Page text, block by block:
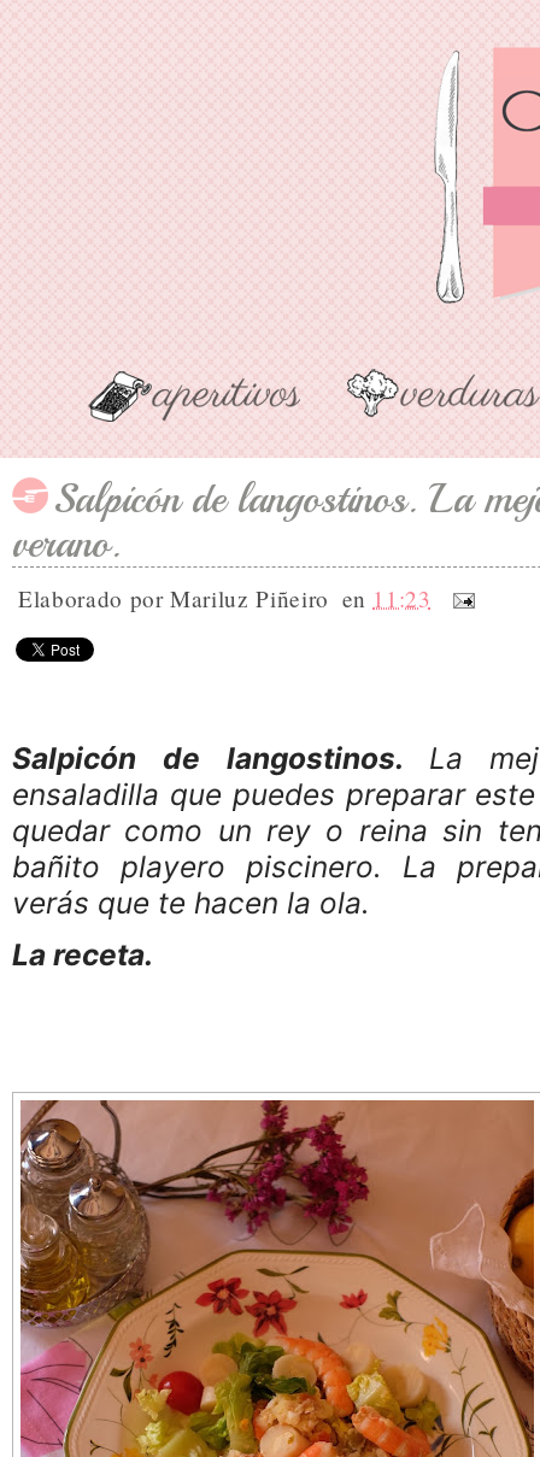
Salpicón de langostinos. La
verano.
Elaborado porMariluz Piñeiro en 11:23
Salpicón de langostinos. La
ensaladilla que puedes preparar
quedar como un rey o reina sin
bañito playero piscinero. La
verás que te hacen la ola.
La receta.